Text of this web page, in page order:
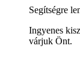
Segítségre
Ingyenes
várjuk Önt.